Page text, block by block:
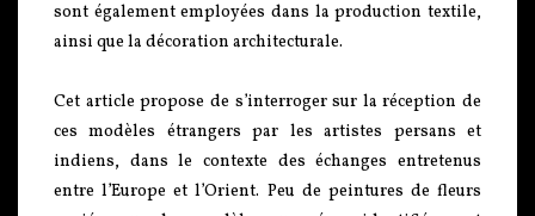
sont également employées dans la production textile,
ainsi que la décoration architecturale.
Cet article propose de s’interroger sur la réception de
ces modèles étrangers par les artistes persans et
indiens, dans le contexte des échanges entretenus
entre l’Europe et l’Orient. Peu de peintures de fleurs